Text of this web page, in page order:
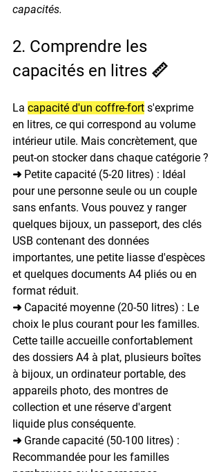
capacités.
2. Comprendre les
capacités en litres 📏
La capacité d'un coffre-fort s'exprime
en litres, ce qui correspond au volume
intérieur utile. Mais concrètement, que
peut-on stocker dans chaque catégorie ?
➜ Petite capacité (5-20 litres) : Idéal
pour une personne seule ou un couple
sans enfants. Vous pouvez y ranger
quelques bijoux, un passeport, des clés
USB contenant des données
importantes, une petite liasse d'espèces
et quelques documents A4 pliés ou en
format réduit.
➜ Capacité moyenne (20-50 litres) : Le
choix le plus courant pour les familles.
Cette taille accueille confortablement
des dossiers A4 à plat, plusieurs boîtes
à bijoux, un ordinateur portable, des
appareils photo, des montres de
collection et une réserve d'argent
liquide plus conséquente.
➜ Grande capacité (50-100 litres) :
Recommandée pour les familles